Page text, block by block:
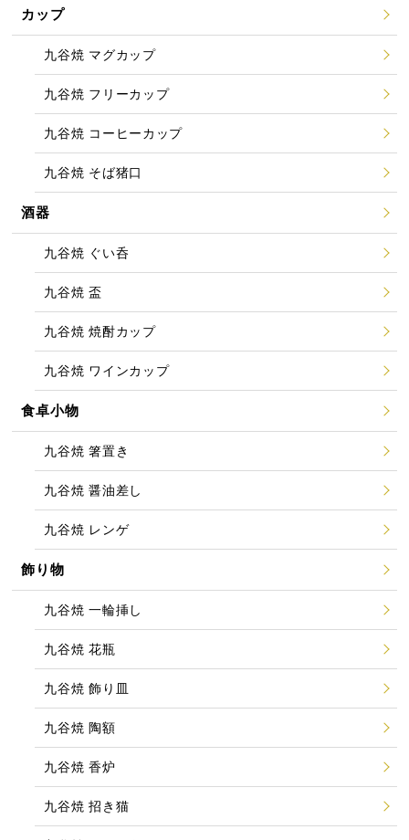
カップ
九谷焼 マグカップ
九谷焼 フリーカップ
九谷焼 コーヒーカップ
九谷焼 そば猪口
酒器
九谷焼 ぐい呑
九谷焼 盃
九谷焼 焼酎カップ
九谷焼 ワインカップ
食卓小物
九谷焼 箸置き
九谷焼 醤油差し
九谷焼 レンゲ
飾り物
九谷焼 一輪挿し
九谷焼 花瓶
九谷焼 飾り皿
九谷焼 陶額
九谷焼 香炉
九谷焼 招き猫